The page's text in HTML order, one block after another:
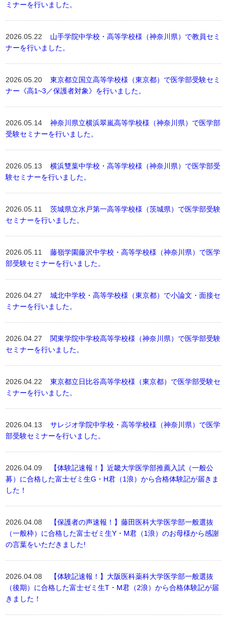
ミナーを行いました。
2026.05.22 山手学院中学校・高等学校様（神奈川県）で教員セミ
ナーを行いました。
2026.05.20東京都立国立高等学校様（東京都）で医学部受験セミ
ナー《高1~3／保護者対象》を行いました。
2026.05.14神奈川県立横浜翠嵐高等学校様（神奈川県）で医学部
受験セミナーを行いました。
2026.05.13横浜雙葉中学校・高等学校様（神奈川県）で医学部受
験セミナーを行いました。
2026.05.11茨城県立水戸第一高等学校様（茨城県）で医学部受験
セミナーを行いました。
2026.05.11藤嶺学園藤沢中学校・高等学校様（神奈川県）で医学
部受験セミナーを行いました。
2026.04.27城北中学校・高等学校様（東京都）で小論文・面接セ
ミナーを行いました。
2026.04.27 関東学院中学校高等学校様（神奈川県）で医学部受験
セミナーを行いました。
2026.04.22東京都立日比谷高等学校様（東京都）で医学部受験セ
ミナーを行いました。
2026.04.13サレジオ学院中学校・高等学校様（神奈川県）で医学
部受験セミナーを行いました。
2026.04.09
【体験記速報！】近畿大学医学部推薦入試（一般公
募）に合格した富士ゼミ生G・H君（1浪）から合格体験記が届きま
した！
2026.04.08
【保護者の声速報！】藤田医科大学医学部一般選抜
（一般枠）に合格した富士ゼミ生Y・M君（1浪）のお母様から感謝
の言葉をいただきました!
2026.04.08
【体験記速報！】大阪医科薬科大学医学部一般選抜
（後期）に合格した富士ゼミ生T・M君（2浪）から合格体験記が届
きました！